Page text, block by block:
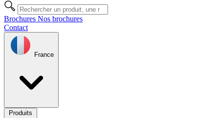
Brochures Nos brochures
Contact
France
Produits